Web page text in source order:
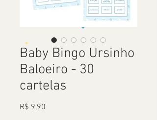
Baby Bingo Ursinho
Baloeiro - 30
cartelas
R$ 9,90